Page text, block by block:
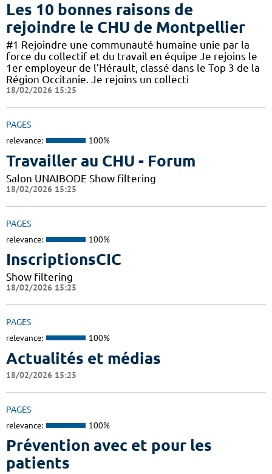
Les 10 bonnes raisons de
rejoindre le CHU de Montpellier
#1 Rejoindre une communauté humaine unie par la
force du collectif et du travail en équipe Je rejoins le
1er employeur de l’Hérault, classé dans le Top 3 de la
Région Occitanie. Je rejoins un collecti
18/02/2026 15:25
PAGES
relevance: 100%
Travailler au CHU - Forum
Salon UNAIBODE Show filtering
18/02/2026 15:25
PAGES
relevance: 100%
InscriptionsCIC
Show filtering
18/02/2026 15:25
PAGES
relevance: 100%
Actualités et médias
18/02/2026 15:25
PAGES
relevance: 100%
Prévention avec et pour les
patients